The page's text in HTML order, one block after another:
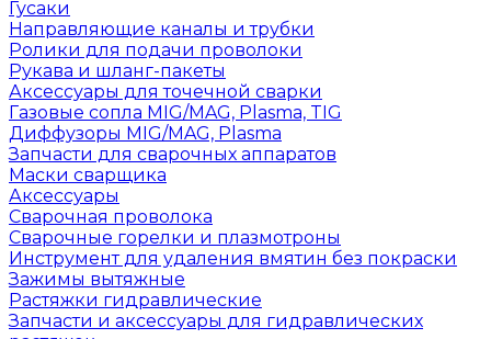
Гусаки
Направляющие каналы и трубки
Ролики для подачи проволоки
Рукава и шланг-пакеты
Аксессуары для точечной сварки
Газовые сопла MIG/MAG, Plasma, TIG
Диффузоры MIG/MAG, Plasma
Запчасти для сварочных аппаратов
Маски сварщика
Аксессуары
Сварочная проволока
Сварочные горелки и плазмотроны
Инструмент для удаления вмятин без покраски
Зажимы вытяжные
Растяжки гидравлические
Запчасти и аксессуары для гидравлических